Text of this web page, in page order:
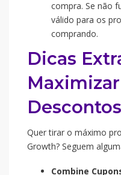
compra. Se não
válido para os
comprando.
Dicas
Descontos
Quer tirar o máximo
Growth? Seguem
Combine